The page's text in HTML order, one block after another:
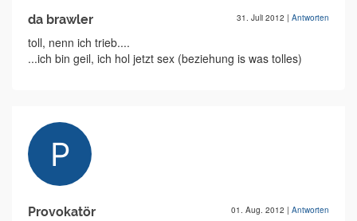
da brawler 31. Juli 2012 | Antworten
toll, nenn ich trieb....
...ich bin geil, ich hol jetzt sex (beziehung is was tolles)
Provokatör 01. Aug. 2012 | Antworten